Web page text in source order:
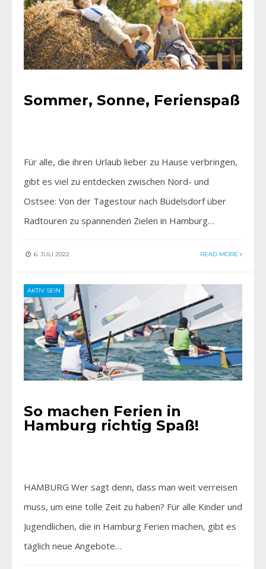
Sommer, Sonne, Ferienspaß
Für alle, die ihren Urlaub lieber zu Hause verbringen,
gibt es viel zu entdecken zwischen Nord- und
Ostsee: Von der Tagestour nach Büdelsdorf über
Radtouren zu spannenden Zielen in Hamburg…
6. JULI 2022 READ MORE
AKTIV SEIN
So machen Ferien in
Hamburg richtig Spaß!
HAMBURG Wer sagt denn, dass man weit verreisen
muss, um eine tolle Zeit zu haben? Für alle Kinder und
Jugendlichen, die in Hamburg Ferien machen, gibt es
täglich neue Angebote…